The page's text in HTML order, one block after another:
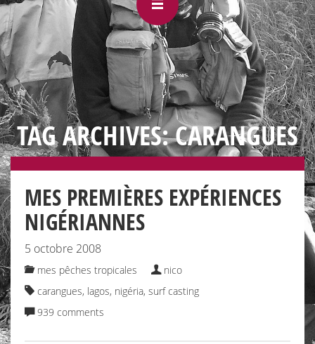
TAG ARCHIVES: CARANGUES
MES PREMIÈRES EXPÉRIENCES
NIGÉRIANNES
5 octobre 2008
mes pêches tropicales
nico
carangues, lagos, nigéria, surf casting
939 comments